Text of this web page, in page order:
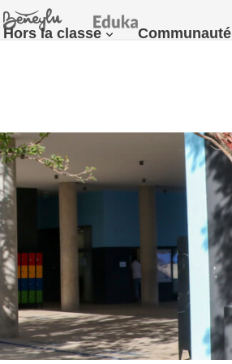
Hors la classe Communauté